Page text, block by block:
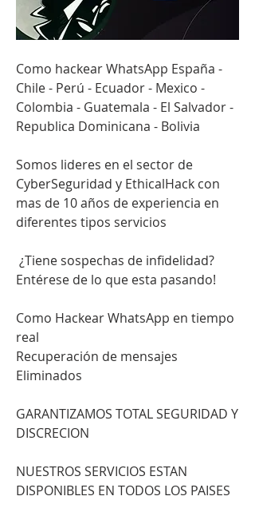
Como hackear WhatsApp España -
Chile - Perú - Ecuador - Mexico -
Colombia - Guatemala - El Salvador -
Republica Dominicana - Bolivia
Somos lideres en el sector de
CyberSeguridad y EthicalHack con
mas de 10 años de experiencia en
Como Hackear WhatsApp en tiempo
real
Recuperación de mensajes
Eliminados
GARANTIZAMOS TOTAL SEGURIDAD Y
DISCRECION
NUESTROS SERVICIOS ESTAN